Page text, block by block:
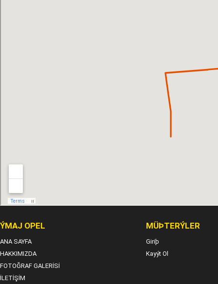
ÝMAJ OPEL
ANA SAYFA
HAKKIMIZDA
FOTOĞRAF GALERİSİ
İLETİŞİM
MÜÞTERÝLER
Giriþ
Kayýt Ol